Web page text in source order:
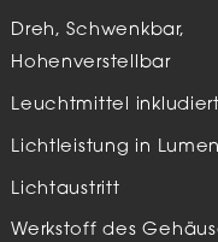
Dreh, Schwenkbar,
Hohenverstellbar
Leuchtmittel inkludiert
Lichtleistung in Lumen
Lichtaustritt
Werkstoff des